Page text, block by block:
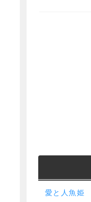
愛と人魚姫